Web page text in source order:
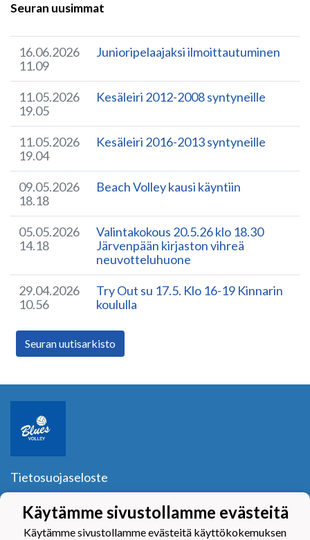
Seuran uusimmat
16.06.2026
11.09
Junioripelaajaksi ilmoittautuminen
11.05.2026
19.05
Kesäleiri 2012-2008 syntyneille
11.05.2026
19.04
Kesäleiri 2016-2013 syntyneille
09.05.2026
18.18
Beach Volley kausi käyntiin
05.05.2026
14.18
Valintakokous 20.5.26 klo 18.30
Järvenpään kirjaston vihreä
neuvotteluhuone
29.04.2026
10.56
Try Out su 17.5. Klo 16-19 Kinnarin
koululla
Seuran uutisarkisto
Tietosuojaseloste
Blues Volley ry
Y-tunnus:1040601-2
Yhteystiedot
Käytämme sivustollamme evästeitä
Käytämme sivustollamme evästeitä käyttökokemuksen